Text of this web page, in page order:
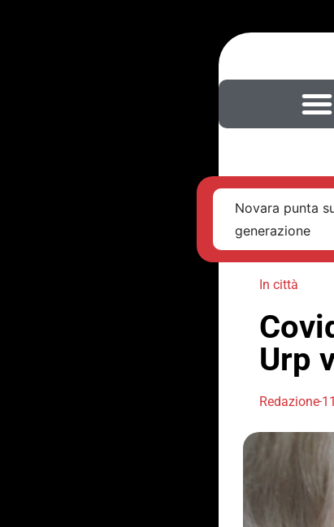
Novara punta
generazione
In città
Urp
Redazione